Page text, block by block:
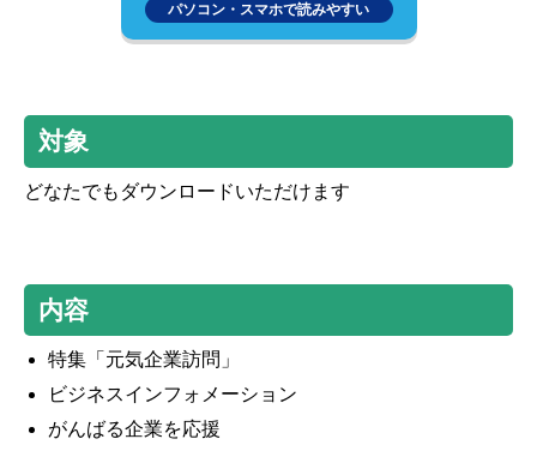
パソコン・スマホで読みやすい
対象
どなたでもダウンロードいただけます
内容
特集「元気企業訪問」
ビジネスインフォメーション
がんばる企業を応援